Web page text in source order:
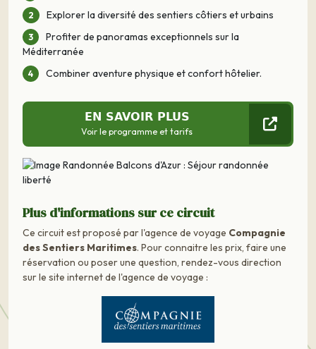
Explorer la diversité des sentiers côtiers et urbains
Profiter de panoramas exceptionnels sur la
Méditerranée
Combiner aventure physique et confort hôtelier.
EN SAVOIR PLUS
Voir le programme et tarifs
Plus d'informations sur ce circuit
Ce circuit est proposé par l'agence de voyage Compagnie
des Sentiers Maritimes. Pour connaitre les prix, faire une
réservation ou poser une question, rendez-vous direction
sur le site internet de l'agence de voyage :